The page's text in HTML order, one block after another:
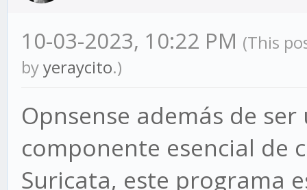
10-03-2023, 10:22 PM (This
byyeraycito.)
Opnsense además de
componente esencial de
Suricata, este programa